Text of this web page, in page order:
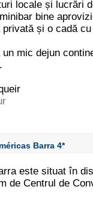
locale și lucrări
bine
privată și o cadă
mic dejun
Barra 4*
este situat în
de Centrul de